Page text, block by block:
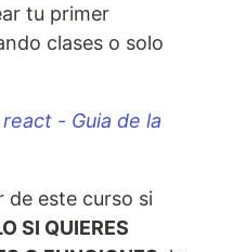
tu primer
clases o solo
- Guia de la
de este curso si
SI QUIERES